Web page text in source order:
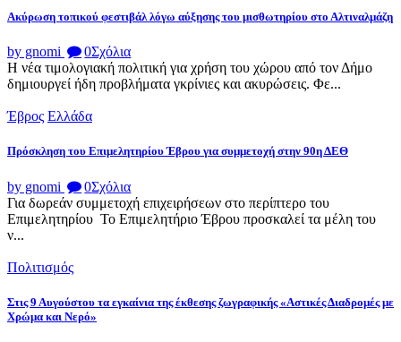
Ακύρωση τοπικού φεστιβάλ λόγω αύξησης του μισθωτηρίου στο Αλτιναλμάζη
by gnomi 0Σχόλια
Η νέα τιμολογιακή πολιτική για χρήση του χώρου από τον Δήμο
δημιουργεί ήδη προβλήματα γκρίνιες και ακυρώσεις. Φε...
Έβρος Ελλάδα
Πρόσκληση του Επιμελητηρίου Έβρου για συμμετοχή στην 90η ΔΕΘ
by gnomi 0Σχόλια
Για δωρεάν συμμετοχή επιχειρήσεων στο περίπτερο του
Επιμελητηρίου Το Επιμελητήριο Έβρου προσκαλεί τα μέλη του
ν...
Πολιτισμός
Στις 9 Αυγούστου τα εγκαίνια της έκθεσης ζωγραφικής «Αστικές Διαδρομές με
Χρώμα και Νερό»